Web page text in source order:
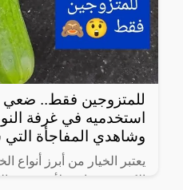
للمتزوجين فقط.. ضعي
استخدميه في غرفة
وشاهدي المفاجأة التي
يعتبر الخيار من أبرز أنواع
الكثيرين، خاصة لأنه شبه